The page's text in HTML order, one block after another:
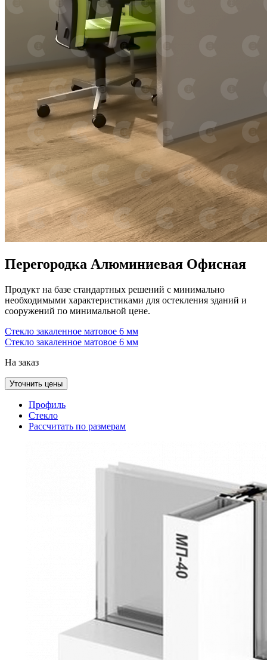
Перегородка Алюминиевая Офисная
Продукт на базе стандартных решений с минимально
необходимыми характеристиками для остекления зданий и
сооружений по минимальной цене.
Стекло закаленное матовое 6 мм
Стекло закаленное матовое 6 мм
На заказ
Уточнить цены
Профиль
Стекло
Рассчитать по размерам